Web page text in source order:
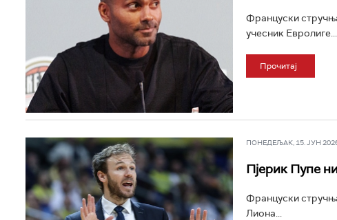
Француски
учесник Евролиге...
Прочитај
ПОНЕДЕЉАК, 15. ЈУН
Пјерик Пупе
Француски
Лиона...